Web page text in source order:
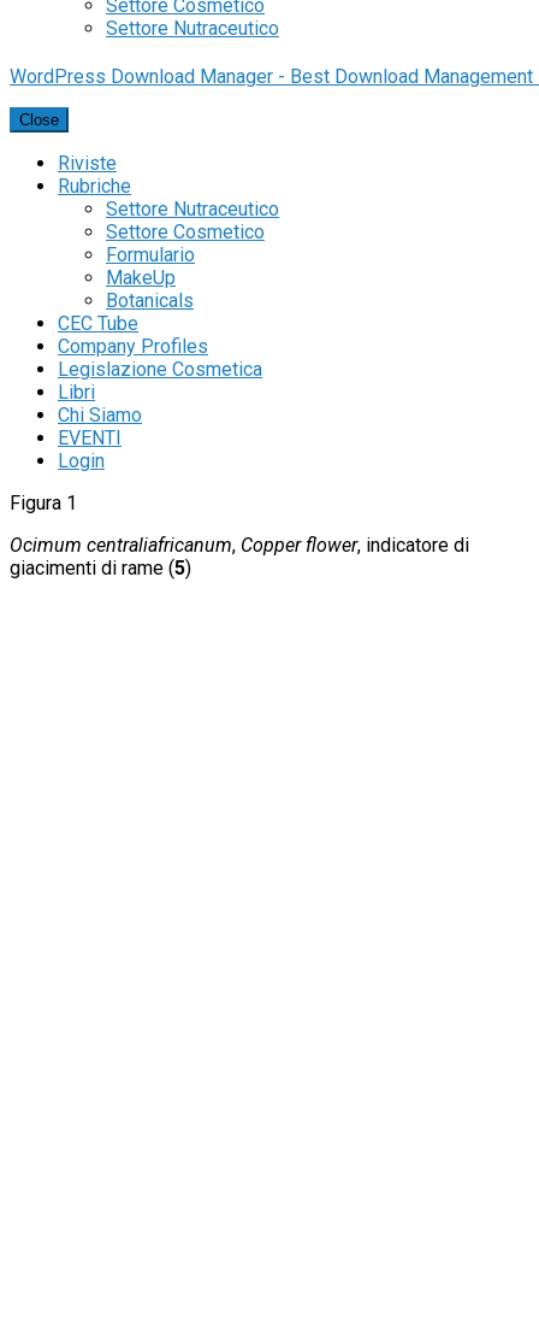
Settore Cosmetico
Settore Nutraceutico
WordPress Download Manager - Best Download Management
Close
Riviste
Rubriche
Settore Nutraceutico
Settore Cosmetico
Formulario
MakeUp
Botanicals
CEC Tube
Company Profiles
Legislazione Cosmetica
Libri
Chi Siamo
EVENTI
Login
Figura 1
Ocimum centraliafricanum, Copper flower, indicatore di
giacimenti di rame (5)